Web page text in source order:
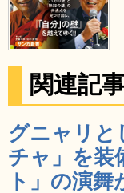
関連記
グニャリと
チャ」を装
ト」の演